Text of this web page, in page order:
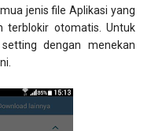
jenis file Aplikasi yang
terblokir otomatis. Untuk
dengan menekan